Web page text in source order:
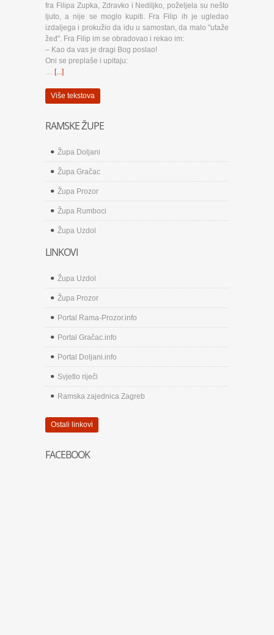
fra Filipa Zupka, Zdravko i Nediljko, poželjela su nešto
ljuto, a nije se moglo kupiti. Fra Filip ih je ugledao
izdaljega i prokužio da idu u samostan, da malo "utaže
žeđ". Fra Filip im se obradovao i rekao im:
– Kao da vas je dragi Bog poslao!
Oni se preplaše i upitaju:
[...]
Više tekstova
RAMSKE ŽUPE
Župa Doljani
Župa Gračac
Župa Prozor
Župa Rumboci
Župa Uzdol
LINKOVI
Župa Uzdol
Župa Prozor
Portal Rama-Prozor.info
Portal Gračac.info
Portal Doljani.info
Svjetlo riječi
Ramska zajednica Zagreb
Ostali linkovi
FACEBOOK